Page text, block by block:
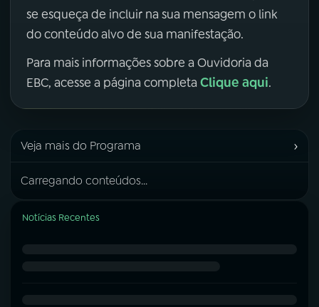
se esqueça de incluir na sua mensagem o link
do conteúdo alvo de sua manifestação.
Para mais informações sobre a Ouvidoria da
EBC, acesse a página completa Clique aqui.
Veja mais do Programa ›
Carregando conteúdos...
Notícias Recentes